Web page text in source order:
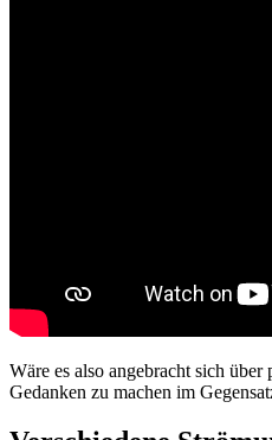
Wäre es also angebracht sich
Gedanken zu machen im